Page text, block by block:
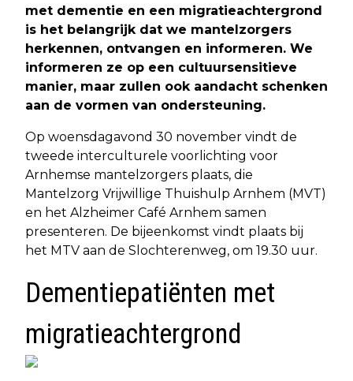
met dementie en een migratieachtergrond
is het belangrijk dat we mantelzorgers
herkennen, ontvangen en informeren. We
informeren ze op een cultuursensitieve
manier, maar zullen ook aandacht schenken
aan de vormen van ondersteuning.
Op woensdagavond 30 november vindt de
tweede interculturele voorlichting voor
Arnhemse mantelzorgers plaats, die
Mantelzorg Vrijwillige Thuishulp Arnhem (MVT)
en het Alzheimer Café Arnhem samen
presenteren. De bijeenkomst vindt plaats bij
het MTV aan de Slochterenweg, om 19.30 uur.
Dementiepatiënten met
migratieachtergrond